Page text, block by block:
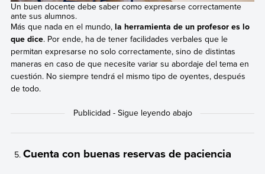
Un buen docente debe saber como expresarse correctamente
ante sus alumnos.
Más que nada en el mundo,la herramienta de un profesor es lo
que dice. Por ende, ha de tener facilidades verbales que le
permitan expresarse no solo correctamente, sino de distintas
maneras en caso de que necesite variar su abordaje del tema en
cuestión. No siempre tendrá el mismo tipo de oyentes, después
de todo.
Cuenta con buenas reservas de paciencia